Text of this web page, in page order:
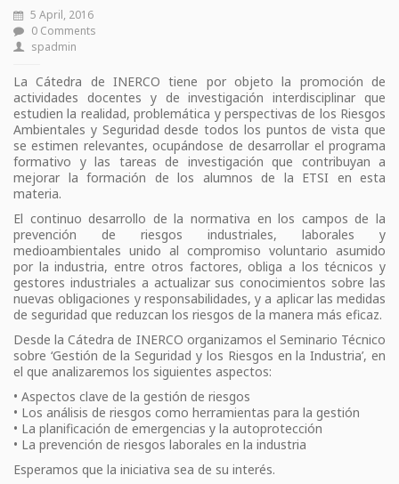
5 April, 2016
0 Comments
spadmin
La Cátedra de INERCO tiene por objeto la promoción de
actividades docentes y de investigación interdisciplinar que
estudien la realidad, problemática y perspectivas de los Riesgos
Ambientales y Seguridad desde todos los puntos de vista que
se estimen relevantes, ocupándose de desarrollar el programa
formativo y las tareas de investigación que contribuyan a
mejorar la formación de los alumnos de la ETSI en esta
materia.
El continuo desarrollo de la normativa en los campos de la
prevención de riesgos industriales, laborales y
medioambientales unido al compromiso voluntario asumido
por la industria, entre otros factores, obliga a los técnicos y
gestores industriales a actualizar sus conocimientos sobre las
nuevas obligaciones y responsabilidades, y a aplicar las medidas
de seguridad que reduzcan los riesgos de la manera más eficaz.
Desde la Cátedra de INERCO organizamos el Seminario Técnico
sobre ‘Gestión de la Seguridad y los Riesgos en la Industria’, en
el que analizaremos los siguientes aspectos:
• Aspectos clave de la gestión de riesgos
• Los análisis de riesgos como herramientas para la gestión
• La planificación de emergencias y la autoprotección
• La prevención de riesgos laborales en la industria
Esperamos que la iniciativa sea de su interés.